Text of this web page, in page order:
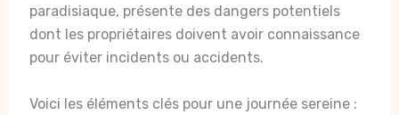
paradisiaque, présente des dangers potentiels
dont les propriétaires doivent avoir connaissance
pour éviter incidents ou accidents.
Voici les éléments clés pour une journée sereine :